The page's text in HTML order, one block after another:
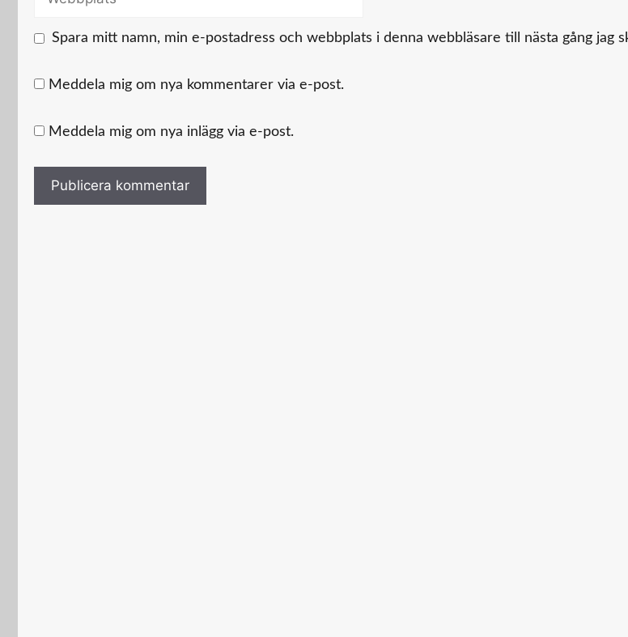
Spara mitt namn, min e-postadress och webbplats i denna webbläsare till nästa gång jag
Meddela mig om nya kommentarer via e-post.
Meddela mig om nya inlägg via e-post.